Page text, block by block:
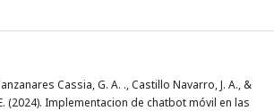
Cassia, G. A. ., Castillo Navarro, J. A., &
(2024). Implementacion de chatbot móvil en las